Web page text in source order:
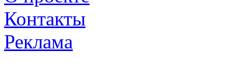
Контакты
Реклама